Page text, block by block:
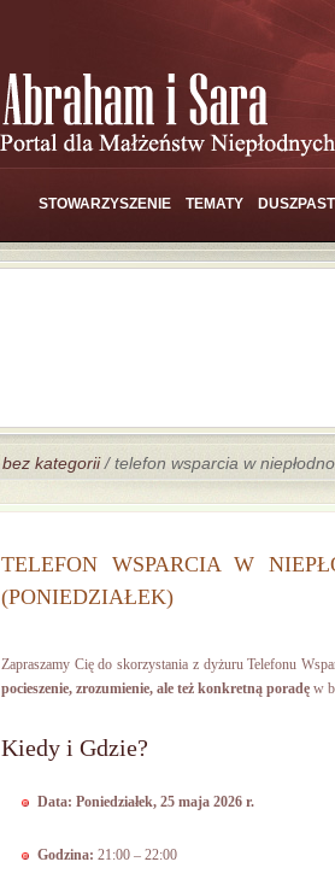
STOWARZYSZENIE TEMATY
bez kategorii/ telefon wsparcia w
TELEFON WSPARCIA W
(PONIEDZIAŁEK)
Zapraszamy Cię do skorzystania z dyżuru Telefonu
pocieszenie, zrozumienie, ale też konkretną poradę w
Kiedy i Gdzie?
Data: Poniedziałek, 25 maja 2026 r.
Godzina: 21:00 – 22:00